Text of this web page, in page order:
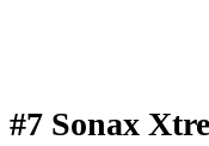
#7 Sonax